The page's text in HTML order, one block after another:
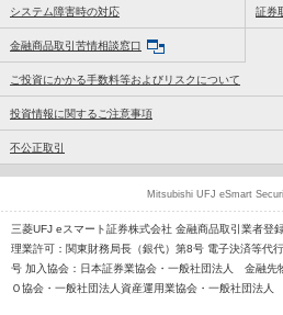
システム障害時の対応 証券
金融商品取引苦情相談窓口
ご投資にかかる手数料等およびリスクについて
投資情報に関するご注意事項
不公正取引
三菱UFJ eスマート証券株式会社 金融商品取引業者登
理業許可：関東財務局長（銀代）第8号 電子決済等代
号 加入協会：日本証券業協会・一般社団法人 金融
Ｏ協会・一般社団法人資産運用業協会・一般社団法人
Mitsubishi UFJ eSmart